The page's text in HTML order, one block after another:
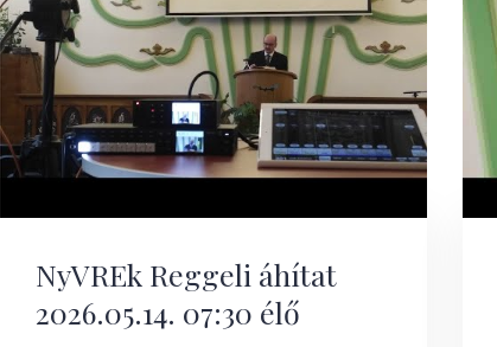
NyVREk Reggeli áhítat
2026.05.14. 07:30 élő